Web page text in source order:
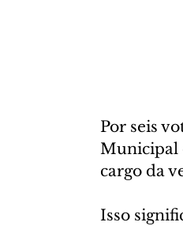
Por seis
Municipal
cargo da
Isso